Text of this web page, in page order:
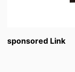
sponsored Link